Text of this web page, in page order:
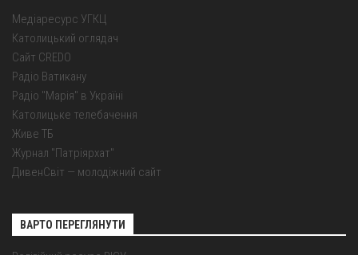
Медіаресурс УГКЦ
Католицький оглядач
Сайт CREDO
Радіо Ватикану
Радіо "Марія" в Україні
Католицьке телебачення
Живе ТБ
Журнал "Патріярхат"
ДивенСвіт — молодіжний сайт
ВАРТО ПЕРЕГЛЯНУТИ